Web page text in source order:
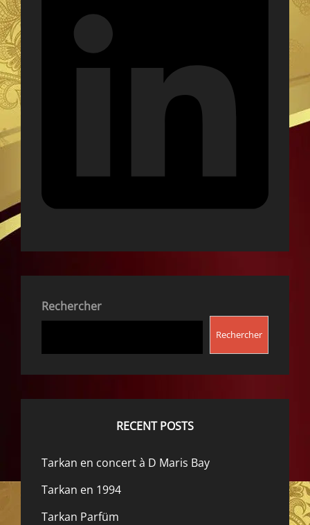
Rechercher
Rechercher
RECENT POSTS
Tarkan en concert à D Maris Bay
Tarkan en 1994
Tarkan Parfüm